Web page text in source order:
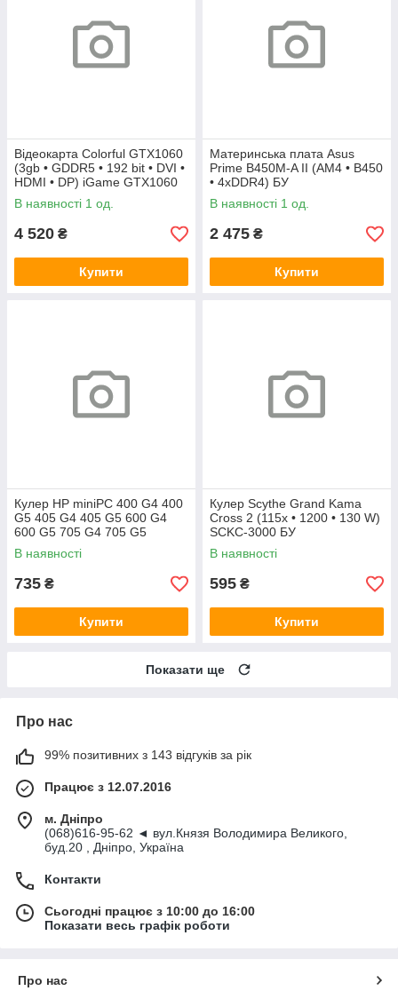
Відеокарта Colorful GTX1060
(3gb • GDDR5 • 192 bit • DVI •
HDMI • DP) iGame GTX1060
Vulcan U 3G БУ
В наявності 1 од.
4 520 ₴
Купити
Материнська плата Asus
Prime B450M-A II (AM4 • B450
• 4xDDR4) БУ
В наявності 1 од.
2 475 ₴
Купити
Кулер HP miniPC 400 G4 400
G5 405 G4 405 G5 600 G4
600 G5 705 G4 705 G5
(L19561-001)
В наявності
735 ₴
Купити
Кулер Scythe Grand Kama
Cross 2 (115x • 1200 • 130 W)
SCKC-3000 БУ
В наявності
595 ₴
Купити
Показати ще
Про нас
99% позитивних з 143 відгуків за рік
Працює з 12.07.2016
м. Дніпро
(068)616-95-62 ◄ вул.Князя Володимира Великого,
буд.20 , Дніпро, Україна
Контакти
Сьогодні працює з 10:00 до 16:00
Показати весь графік роботи
Про нас